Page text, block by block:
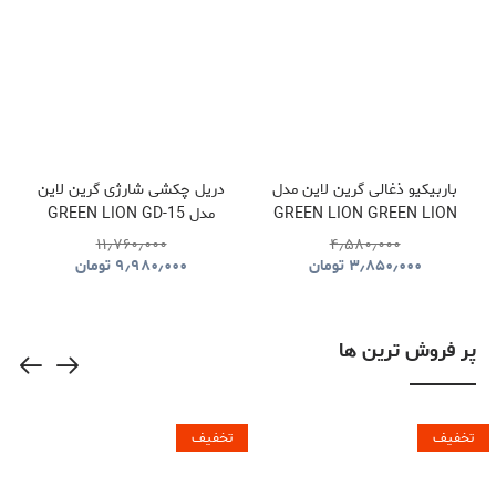
باربیکیو ذغالی گرین لاین مدل
GREEN LION GREEN LION
QUDRA FOLDABLE BBQ
GRILL GNQDRBBQSTBK
۴٫۵۸۰٫۰۰۰
۳٫۸۵۰٫۰۰۰ تومان
دریل چکشی شارژی گرین لاین
مدل GREEN LION GD-15
PRO DRIVE CORDLESS
HAMMER DRILL
۱۱٫۷۶۰٫۰۰۰
۹٫۹۸۰٫۰۰۰ تومان
پر فروش ترین ها
تخفیف تخفیف